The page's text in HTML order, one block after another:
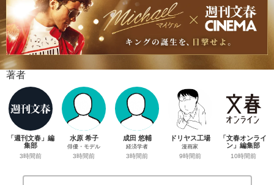
著者
「週刊文春」編
集部
3時間前
水原 希子
俳優・モデル
3時間前
成田 悠輔
経済学者
3時間前
ドリヤス工場
漫画家
9時間前
「文春オンライ
ン」編集部
10時間前